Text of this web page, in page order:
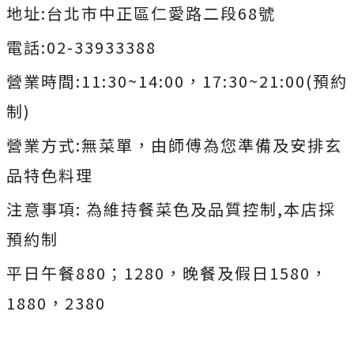
地址:台北市中正區仁愛路二段68號
電話:02-33933388
營業時間:11:30~14:00，17:30~21:00(預約
制)
營業方式:無菜單，由師傅為您準備及安排玄
品特色料理
注意事項: 為維持餐菜色及品質控制,本店採
預約制
平日午餐880；1280，晚餐及假日1580，
1880，2380